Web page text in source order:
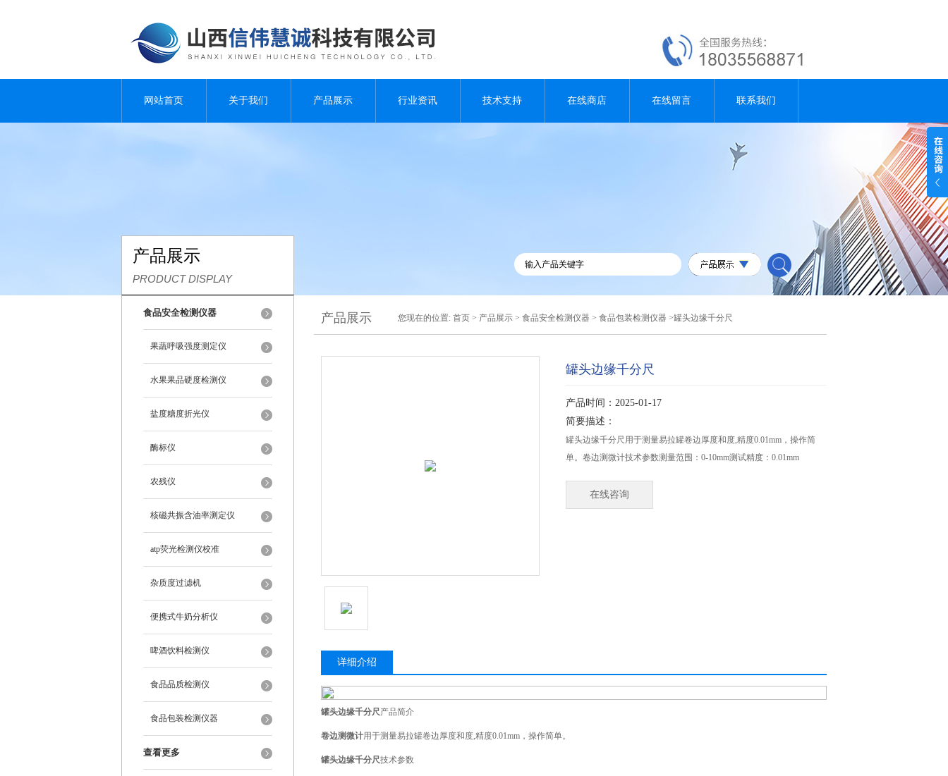
网站首页 关于我们 产品展示 行业资讯 技术支持 在线商店 在线留言 联系我们
产品展示
PRODUCT DISPLAY
食品安全检测仪器
果蔬呼吸强度测定仪
水果果品硬度检测仪
盐度糖度折光仪
酶标仪
农残仪
核磁共振含油率测定仪
atp荧光检测仪校准
杂质度过滤机
便携式牛奶分析仪
啤酒饮料检测仪
食品品质检测仪
食品包装检测仪器
查看更多
产品展示 您现在的位置: 首页 > 产品展示 > 食品安全检测仪器 > 食品包装检测仪器 >罐头边缘千分尺
罐头边缘千分尺
产品时间：2025-01-17
简要描述：
罐头边缘千分尺用于测量易拉罐卷边厚度和度,精度0.01mm，操作简
单。卷边测微计技术参数测量范围：0-10mm测试精度：0.01mm
在线咨询
详细介绍
罐头边缘千分尺产品简介
卷边测微计用于测量易拉罐卷边厚度和度,精度0.01mm，操作简单。
罐头边缘千分尺技术参数